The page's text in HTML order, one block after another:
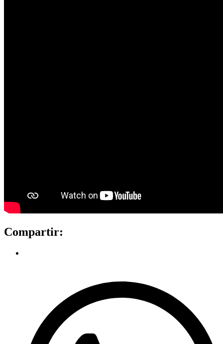
Compartir: